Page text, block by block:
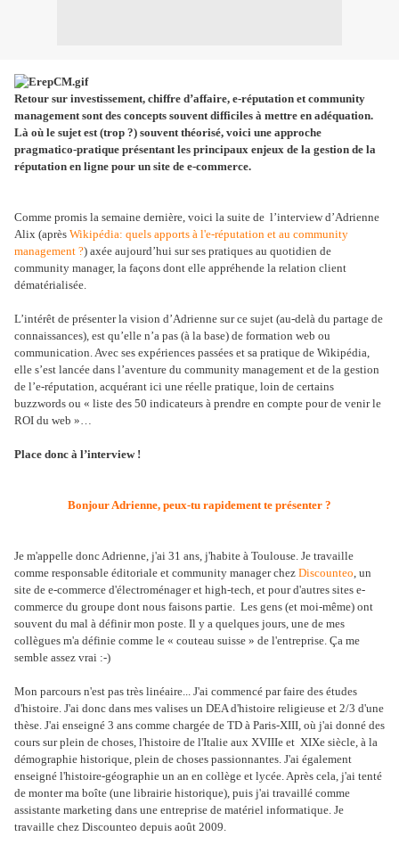
Retour sur investissement, chiffre d’affaire, e-réputation et community
management sont des concepts souvent difficiles à mettre en adéquation.
Là où le sujet est (trop ?) souvent théorisé, voici une approche
pragmatico-pratique présentant les principaux enjeux de la gestion de la
réputation en ligne pour un site de e-commerce.
Comme promis la semaine dernière, voici la suite de l’interview d’Adrienne
Alix (après Wikipédia: quels apports à l'e-réputation et au community
management ?) axée aujourd’hui sur ses pratiques au quotidien de
community manager, la façons dont elle appréhende la relation client
dématérialisée.
L’intérêt de présenter la vision d’Adrienne sur ce sujet (au-delà du partage de
connaissances), est qu’elle n’a pas (à la base) de formation web ou
communication. Avec ses expériences passées et sa pratique de Wikipédia,
elle s’est lancée dans l’aventure du community management et de la gestion
de l’e-réputation, acquérant ici une réelle pratique, loin de certains
buzzwords ou « liste des 50 indicateurs à prendre en compte pour de venir le
ROI du web »…
Place donc à l’interview !
Bonjour Adrienne, peux-tu rapidement te présenter ?
Je m'appelle donc Adrienne, j'ai 31 ans, j'habite à Toulouse. Je travaille
comme responsable éditoriale et community manager chez Discounteo, un
site de e-commerce d'électroménager et high-tech, et pour d'autres sites e-
commerce du groupe dont nous faisons partie. Les gens (et moi-même) ont
souvent du mal à définir mon poste. Il y a quelques jours, une de mes
collègues m'a définie comme le « couteau suisse » de l'entreprise. Ça me
semble assez vrai :-)
Mon parcours n'est pas très linéaire... J'ai commencé par faire des études
d'histoire. J'ai donc dans mes valises un DEA d'histoire religieuse et 2/3 d'une
thèse. J'ai enseigné 3 ans comme chargée de TD à Paris-XIII, où j'ai donné des
cours sur plein de choses, l'histoire de l'Italie aux XVIIIe et XIXe siècle, à la
démographie historique, plein de choses passionnantes. J'ai également
enseigné l'histoire-géographie un an en collège et lycée. Après cela, j'ai tenté
de monter ma boîte (une librairie historique), puis j'ai travaillé comme
assistante marketing dans une entreprise de matériel informatique. Je
travaille chez Discounteo depuis août 2009.